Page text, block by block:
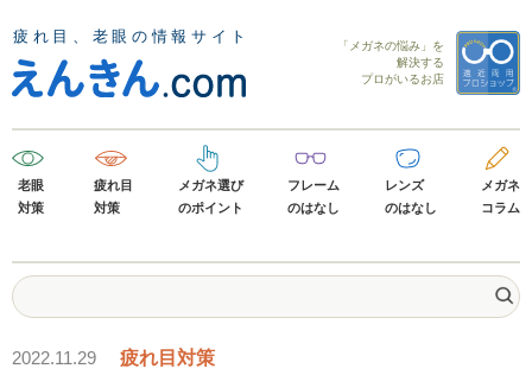
「メガネの悩み」を
解決する
プロがいるお店
老眼
対策
疲れ目
対策
メガネ選び
のポイント
フレーム
のはなし
レンズ
のはなし
メガネ
コラム
2022.11.29 疲れ目対策